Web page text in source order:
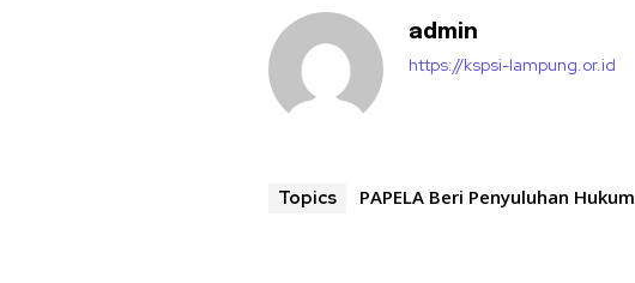
admin
https://kspsi-lampung.or.id
Topics PAPELA Beri Penyuluhan Hukum